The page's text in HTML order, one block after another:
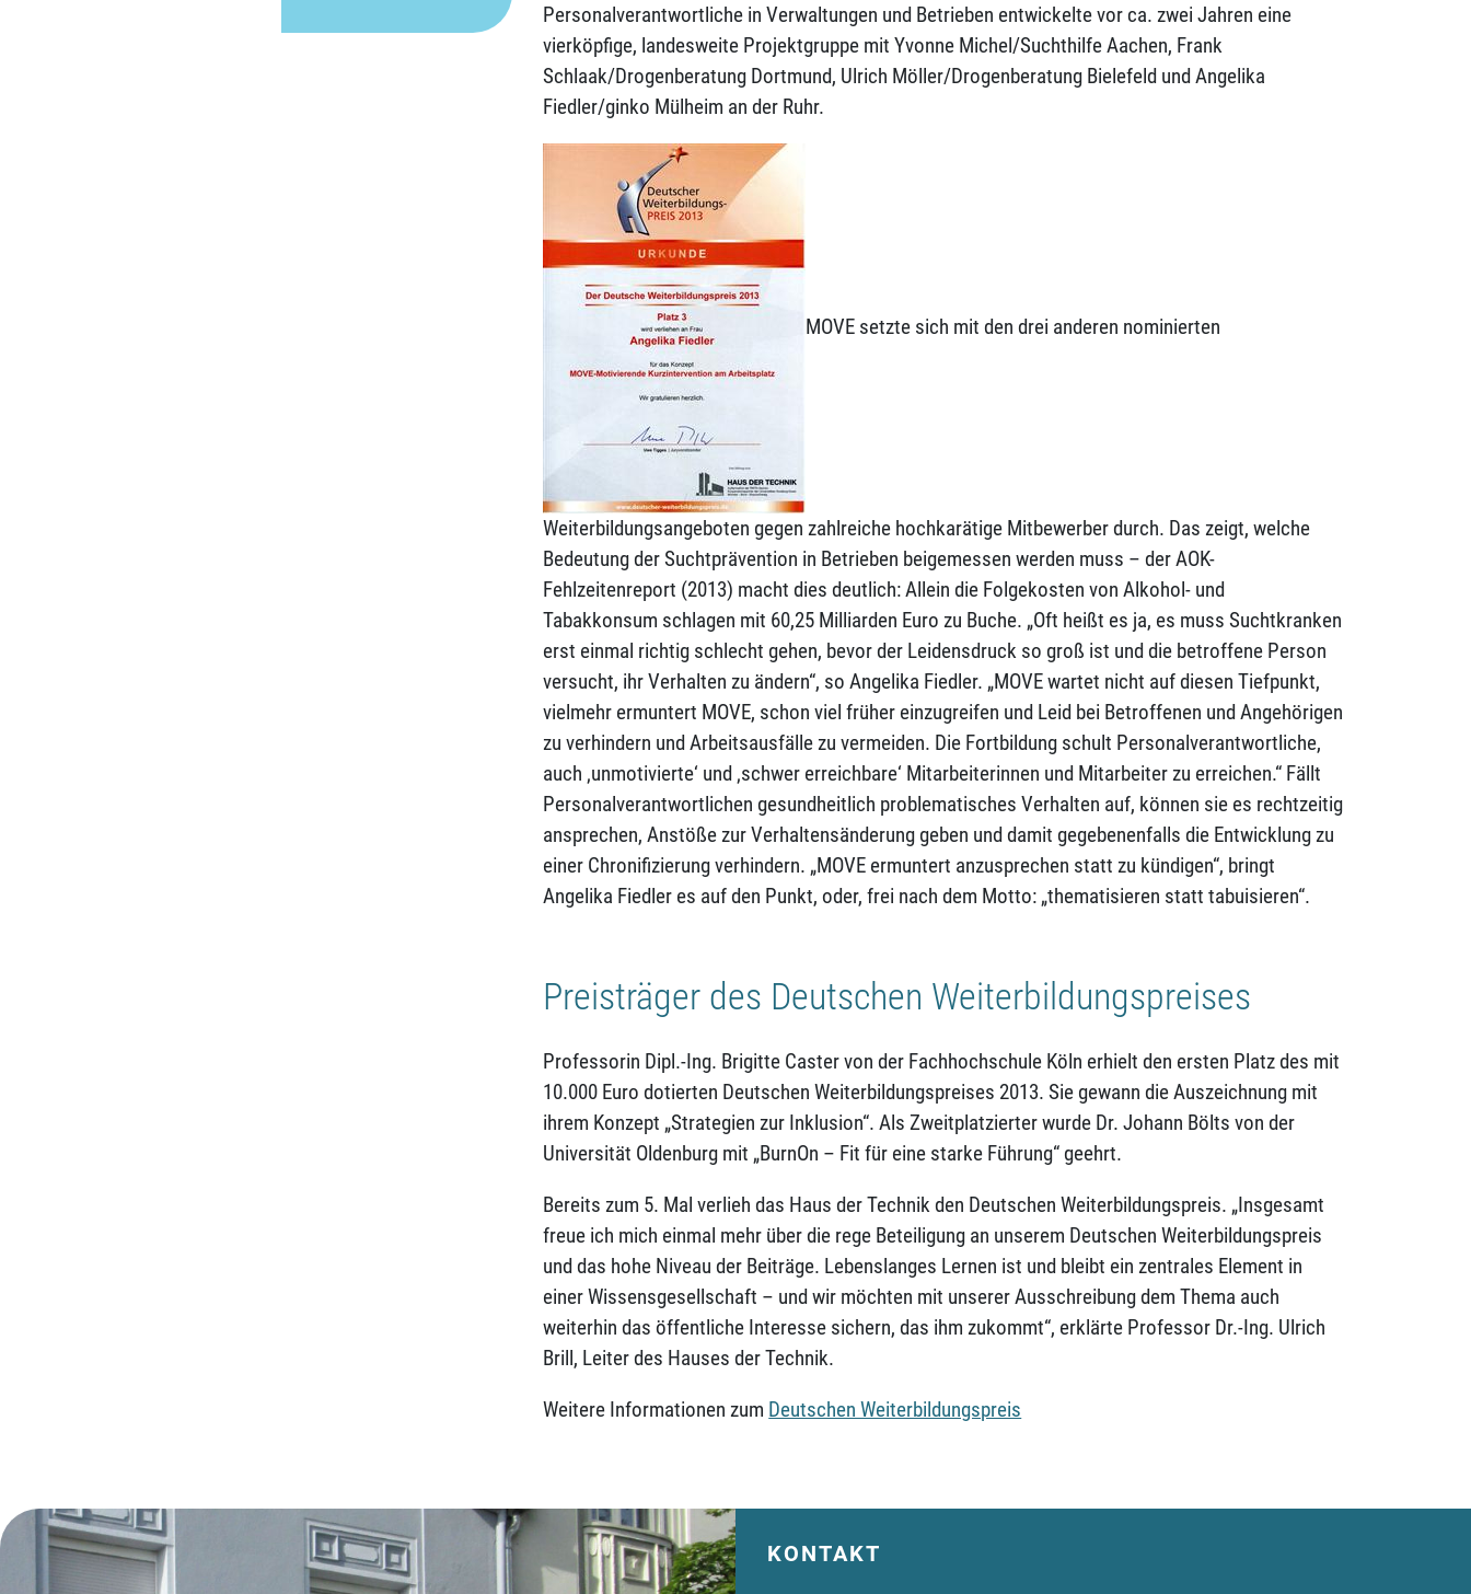
Personalverantwortliche in Verwaltungen und Betrieben entwickelte vor ca. zwei Jahren eine
vierköpfige, landesweite Projektgruppe mit Yvonne Michel/Suchthilfe Aachen, Frank
Schlaak/Drogenberatung Dortmund, Ulrich Möller/Drogenberatung Bielefeld und Angelika
Fiedler/ginko Mülheim an der Ruhr.
MOVE setzte sich mit den drei anderen nominierten
Weiterbildungsangeboten gegen zahlreiche hochkarätige Mitbewerber durch. Das zeigt, welche
Bedeutung der Suchtprävention in Betrieben beigemessen werden muss – der AOK-
Fehlzeitenreport (2013) macht dies deutlich: Allein die Folgekosten von Alkohol- und
Tabakkonsum schlagen mit 60,25 Milliarden Euro zu Buche. „Oft heißt es ja, es muss Suchtkranken
erst einmal richtig schlecht gehen, bevor der Leidensdruck so groß ist und die betroffene Person
versucht, ihr Verhalten zu ändern“, so Angelika Fiedler. „MOVE wartet nicht auf diesen Tiefpunkt,
vielmehr ermuntert MOVE, schon viel früher einzugreifen und Leid bei Betroffenen und Angehörigen
zu verhindern und Arbeitsausfälle zu vermeiden. Die Fortbildung schult Personalverantwortliche,
auch ‚unmotivierte‘ und ‚schwer erreichbare‘ Mitarbeiterinnen und Mitarbeiter zu erreichen.“ Fällt
Personalverantwortlichen gesundheitlich problematisches Verhalten auf, können sie es rechtzeitig
ansprechen, Anstöße zur Verhaltensänderung geben und damit gegebenenfalls die Entwicklung zu
einer Chronifizierung verhindern. „MOVE ermuntert anzusprechen statt zu kündigen“, bringt
Angelika Fiedler es auf den Punkt, oder, frei nach dem Motto: „thematisieren statt tabuisieren“.
Preisträger des Deutschen Weiterbildungspreises
Professorin Dipl.-Ing. Brigitte Caster von der Fachhochschule Köln erhielt den ersten Platz des mit
10.000 Euro dotierten Deutschen Weiterbildungspreises 2013. Sie gewann die Auszeichnung mit
ihrem Konzept „Strategien zur Inklusion“. Als Zweitplatzierter wurde Dr. Johann Bölts von der
Universität Oldenburg mit „BurnOn – Fit für eine starke Führung“ geehrt.
Bereits zum 5. Mal verlieh das Haus der Technik den Deutschen Weiterbildungspreis. „Insgesamt
freue ich mich einmal mehr über die rege Beteiligung an unserem Deutschen Weiterbildungspreis
und das hohe Niveau der Beiträge. Lebenslanges Lernen ist und bleibt ein zentrales Element in
einer Wissensgesellschaft – und wir möchten mit unserer Ausschreibung dem Thema auch
weiterhin das öffentliche Interesse sichern, das ihm zukommt“, erklärte Professor Dr.-Ing. Ulrich
Brill, Leiter des Hauses der Technik.
Weitere Informationen zum Deutschen Weiterbildungspreis
KONTAKT